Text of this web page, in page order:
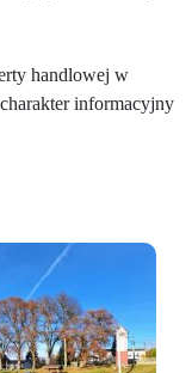
handlowej w
informacyjny